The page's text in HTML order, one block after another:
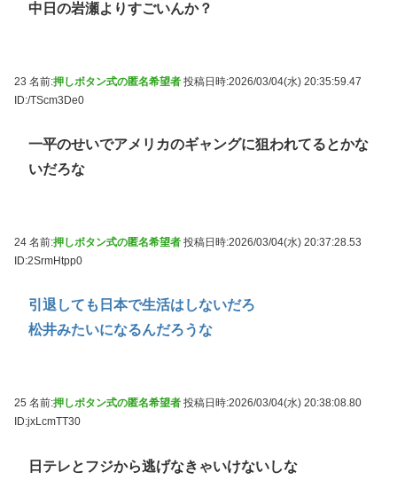
中日の岩瀬よりすごいんか？
23 名前:押しボタン式の匿名希望者 投稿日時:2026/03/04(水) 20:35:59.47
ID:/TScm3De0
一平のせいでアメリカのギャングに狙われてるとかな
いだろな
24 名前:押しボタン式の匿名希望者 投稿日時:2026/03/04(水) 20:37:28.53
ID:2SrmHtpp0
引退しても日本で生活はしないだろ
松井みたいになるんだろうな
25 名前:押しボタン式の匿名希望者 投稿日時:2026/03/04(水) 20:38:08.80
ID:jxLcmTT30
日テレとフジから逃げなきゃいけないしな